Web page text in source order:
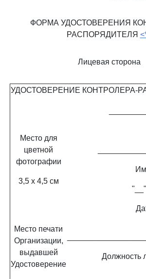
ФОРМА УДОСТОВЕРЕНИЯ
РАСПОРЯДИТЕЛЯ
Лицевая сторона
УДОСТОВЕРЕНИЕ КОНТРОЛЕРА-
Место для
цветной
фотографии
3,5 x 4,5 см
Место печати
Организации,
выдавшей
Удостоверение
Должность